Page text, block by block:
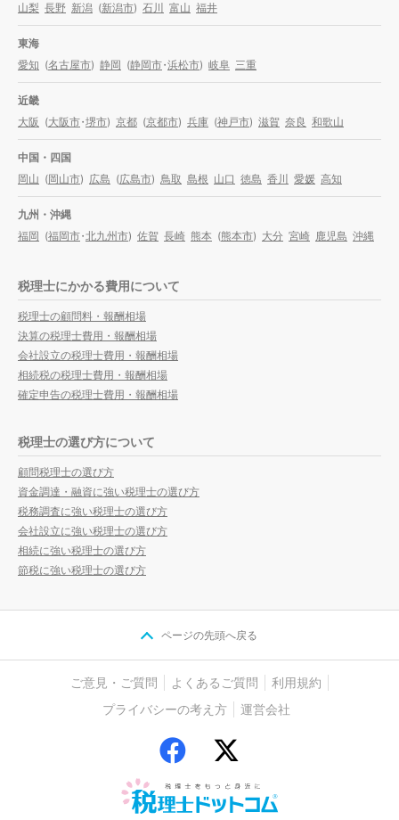
山梨 長野 新潟 (新潟市) 石川 富山 福井
東海
愛知 (名古屋市) 静岡 (静岡市・浜松市) 岐阜 三重
近畿
大阪 (大阪市・堺市) 京都 (京都市) 兵庫 (神戸市) 滋賀 奈良 和歌山
中国・四国
岡山 (岡山市) 広島 (広島市) 鳥取 島根 山口 徳島 香川 愛媛 高知
九州・沖縄
福岡 (福岡市・北九州市) 佐賀 長崎 熊本 (熊本市) 大分 宮崎 鹿児島 沖縄
税理士にかかる費用について
税理士の顧問料・報酬相場
決算の税理士費用・報酬相場
会社設立の税理士費用・報酬相場
相続税の税理士費用・報酬相場
確定申告の税理士費用・報酬相場
税理士の選び方について
顧問税理士の選び方
資金調達・融資に強い税理士の選び方
税務調査に強い税理士の選び方
会社設立に強い税理士の選び方
相続に強い税理士の選び方
節税に強い税理士の選び方
ページの先頭へ戻る
ご意見・ご質問 よくあるご質問
利用規約
プライバシーの考え方
運営会社